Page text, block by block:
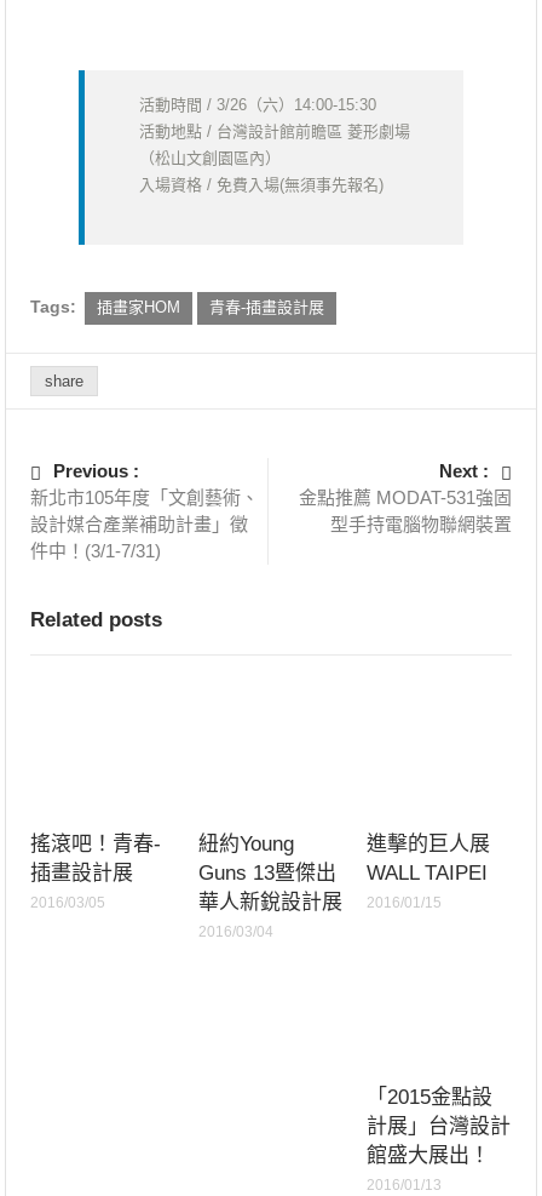
活動時間 / 3/26（六）14:00-15:30
活動地點 / 台灣設計館前瞻區 菱形劇場
（松山文創園區內）
入場資格 / 免費入場(無須事先報名)
Tags: 插畫家HOM 青春-插畫設計展
share
Previous :
新北市105年度「文創藝術、
設計媒合產業補助計畫」徵
件中！(3/1-7/31)
Next :
金點推薦 MODAT-531強固
型手持電腦物聯網裝置
Related posts
搖滾吧！青春-
插畫設計展
2016/03/05
紐約Young
Guns 13暨傑出
華人新銳設計展
2016/03/04
進擊的巨人展
WALL TAIPEI
2016/01/15
「2015金點設
計展」台灣設計
館盛大展出！
2016/01/13